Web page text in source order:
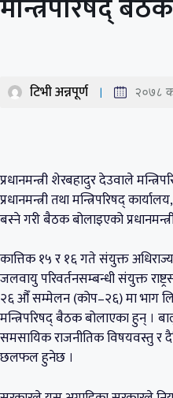
टिभी अन्नपूर्ण २०७८
प्रधानमन्त्री शेरबहादुर देउवाले
प्रधानमन्त्री तथा मन्त्रिपरिषद्
बस्ने गरी बैठक बोलाइएको
कात्तिक १५ र १६ गते संयुक्त
जलवायु परिवर्तनसम्बन्धी संयुक्त
२६ औँ सम्मेलन (कोप–२६) मा भाग
मन्त्रिपरिषद् बैठक बोलाएका हुन् ।
समसायिक राजनीतिक विषयवस्तु र
छलफल हुनेछ ।